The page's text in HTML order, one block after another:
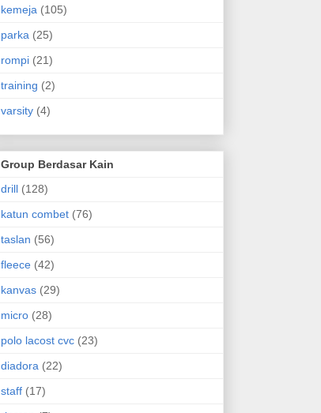
kemeja (105)
parka (25)
rompi (21)
training (2)
varsity (4)
Group Berdasar Kain
drill (128)
katun combet (76)
taslan (56)
fleece (42)
kanvas (29)
micro (28)
polo lacost cvc (23)
diadora (22)
staff (17)